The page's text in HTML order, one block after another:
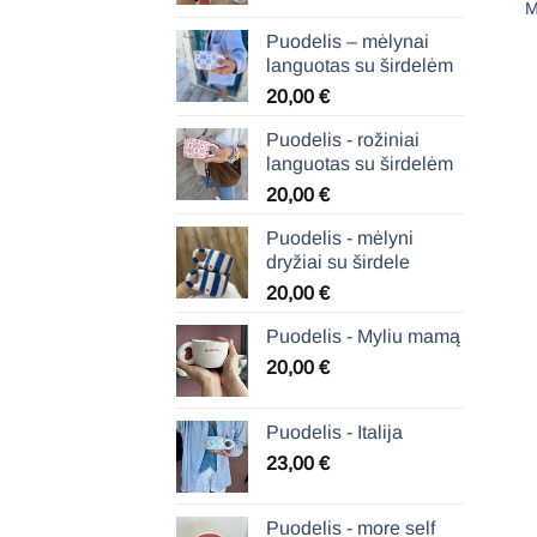
through
50,00 €
Puodelis – mėlynai
languotas su širdelėm
20,00 €
Puodelis - rožiniai
languotas su širdelėm
20,00 €
Puodelis - mėlyni
dryžiai su širdele
20,00 €
Puodelis - Myliu mamą
20,00 €
Puodelis - Italija
23,00 €
Puodelis - more self